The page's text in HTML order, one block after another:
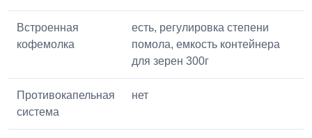
Встроенная
кофемолка
есть, регулировка степени
помола, емкость контейнера
для зерен 300г
Противокапельная
система
нет